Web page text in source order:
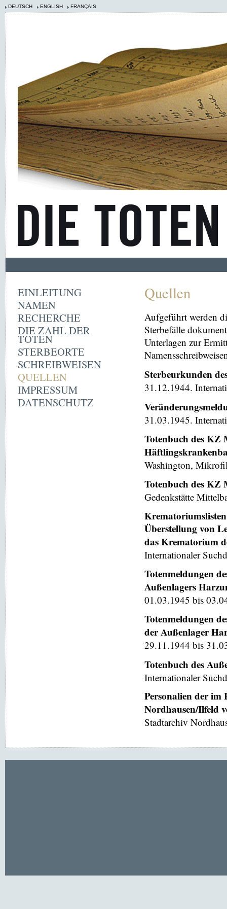
DEUTSCH ENGLISH FRANÇAIS
EINLEITUNG
NAMEN
RECHERCHE
DIE ZAHL DER
TOTEN
STERBEORTE
SCHREIBWEISEN
QUELLEN
IMPRESSUM
DATENSCHUTZ
Quellen
Aufgeführt werden
Sterbefälle
Unterlagen zur
Sterbeurkunden
31.12.1944.
31.03.1945.
Totenbuch des
Washington,
Totenbuch des KZ
Gedenkstätte
Überstellung von
das Krematorium
Internationaler
Totenmeldungen
Außenlagers
01.03.1945 bis
Totenmeldungen
der Außenlager
29.11.1944 bis
Totenbuch des
Internationaler
Personalien der
Nordhausen/Ilfeld
Stadtarchiv